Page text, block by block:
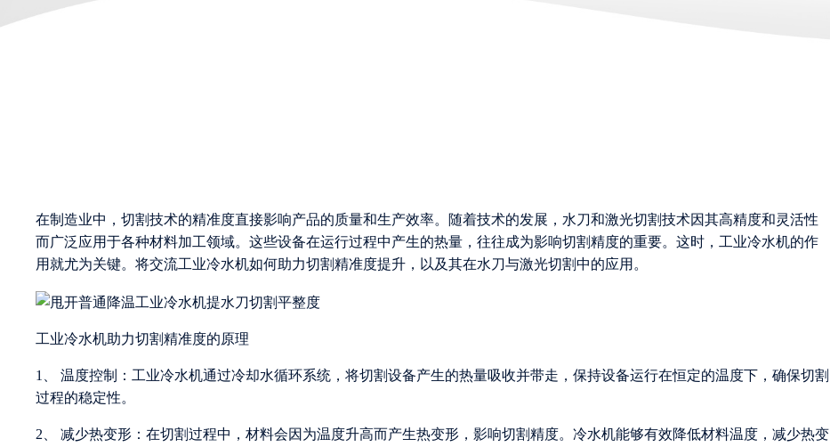
在制造业中，切割技术的精准度直接影响产品的质量和生产效率。随着技术的发展，水刀和激光切割技术因其高精度和灵活性
而广泛应用于各种材料加工领域。这些设备在运行过程中产生的热量，往往成为影响切割精度的重要。这时，工业冷水机的作
用就尤为关键。将交流工业冷水机如何助力切割精准度提升，以及其在水刀与激光切割中的应用。
工业冷水机助力切割精准度的原理
1、 温度控制：工业冷水机通过冷却水循环系统，将切割设备产生的热量吸收并带走，保持设备运行在恒定的温度下，确保切割
过程的稳定性。
2、 减少热变形：在切割过程中，材料会因为温度升高而产生热变形，影响切割精度。冷水机能够有效降低材料温度，减少热变